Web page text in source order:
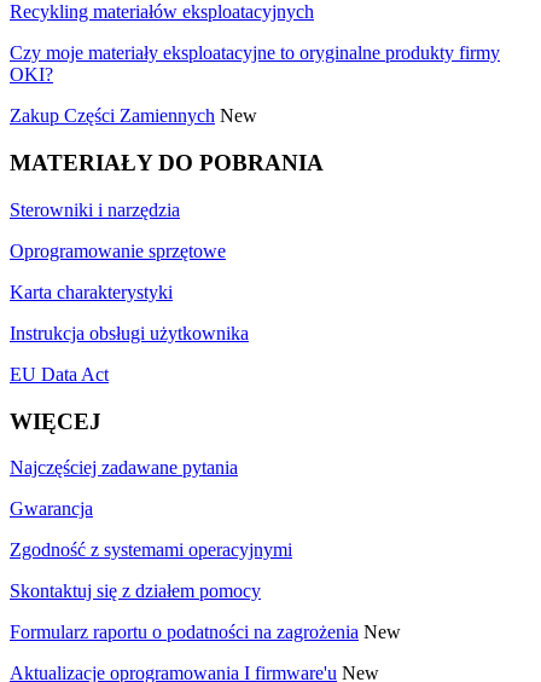
Recykling materiałów eksploatacyjnych
Czy moje materiały eksploatacyjne to oryginalne produkty firmy
OKI?
Zakup Części Zamiennych New
MATERIAŁY DO POBRANIA
Sterowniki i narzędzia
Oprogramowanie sprzętowe
Karta charakterystyki
Instrukcja obsługi użytkownika
EU Data Act
WIĘCEJ
Najczęściej zadawane pytania
Gwarancja
Zgodność z systemami operacyjnymi
Skontaktuj się z działem pomocy
Formularz raportu o podatności na zagrożenia New
Aktualizacje oprogramowania I firmware'u New